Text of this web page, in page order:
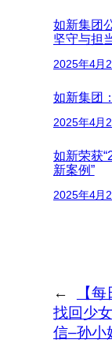
如新集团
坚守与担
2025年4月
如新集团
2025年4月
如新荣获
新案例”
2025年4月
←
【
找回少
信–孙小